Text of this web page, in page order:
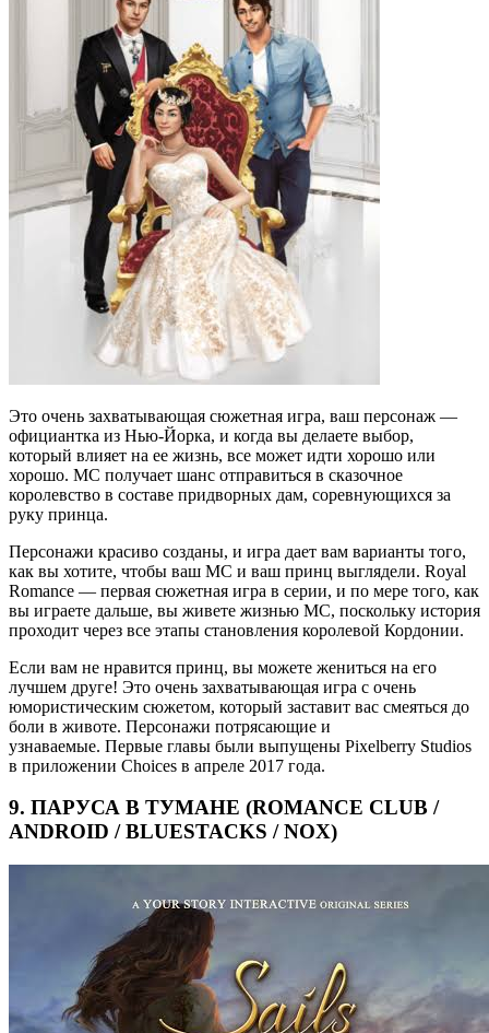
Это очень захватывающая сюжетная игра, ваш персонаж —
официантка из Нью-Йорка, и когда вы делаете выбор,
который влияет на ее жизнь, все может идти хорошо или
хорошо. MC получает шанс отправиться в сказочное
королевство в составе придворных дам, соревнующихся за
руку принца.
Персонажи красиво созданы, и игра дает вам варианты того,
как вы хотите, чтобы ваш MC и ваш принц выглядели. Royal
Romance — первая сюжетная игра в серии, и по мере того, как
вы играете дальше, вы живете жизнью MC, поскольку история
проходит через все этапы становления королевой Кордонии.
Если вам не нравится принц, вы можете жениться на его
лучшем друге! Это очень захватывающая игра с очень
юмористическим сюжетом, который заставит вас смеяться до
боли в животе. Персонажи потрясающие и
узнаваемые. Первые главы были выпущены Pixelberry Studios
в приложении Choices в апреле 2017 года.
9. ПАРУСА В ТУМАНЕ (ROMANCE CLUB /
ANDROID / BLUESTACKS / NOX)